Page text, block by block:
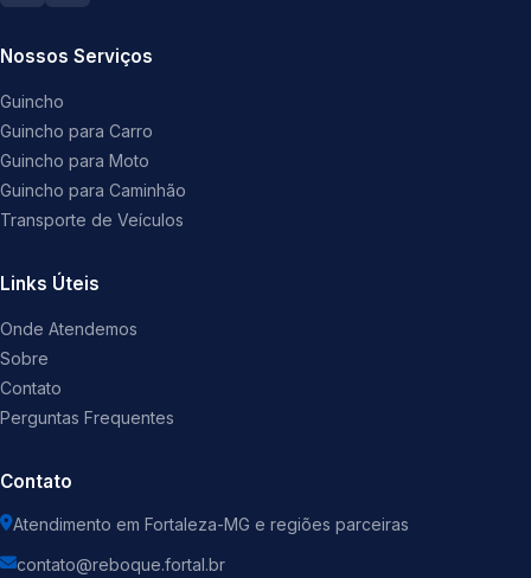
Nossos Serviços
Guincho
Guincho para Carro
Guincho para Moto
Guincho para Caminhão
Transporte de Veículos
Links Úteis
Onde Atendemos
Sobre
Contato
Perguntas Frequentes
Contato
Atendimento em Fortaleza-MG e regiões parceiras
contato@reboque.fortal.br